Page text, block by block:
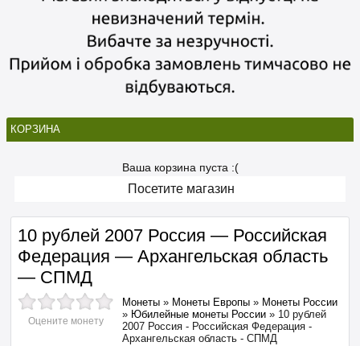
КОРЗИНА
Ваша корзина пуста :(
Посетите магазин
10 рублей 2007 Россия — Российская
Федерация — Архангельская область
— СПМД
Оцените монету
Монеты » Монеты Европы » Монеты России
» Юбилейные монеты России » 10 рублей
2007 Россия - Российская Федерация -
Архангельская область - СПМД